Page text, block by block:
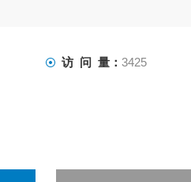
访 问 量： 3425